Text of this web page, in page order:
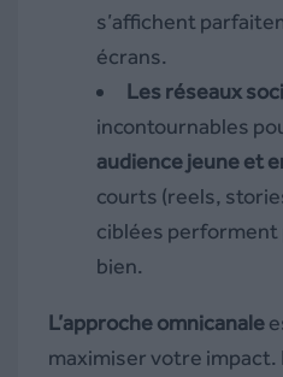
s’affichent
écrans.
Les réseaux
incontournables
audience jeune et
courts (reels,
ciblées
bien.
L’approche omnicanale
maximiser votre impact.